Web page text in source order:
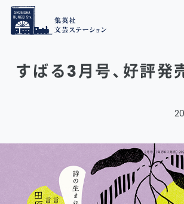
すばる3月号、好評発
すばる3月号、好評発売中です！